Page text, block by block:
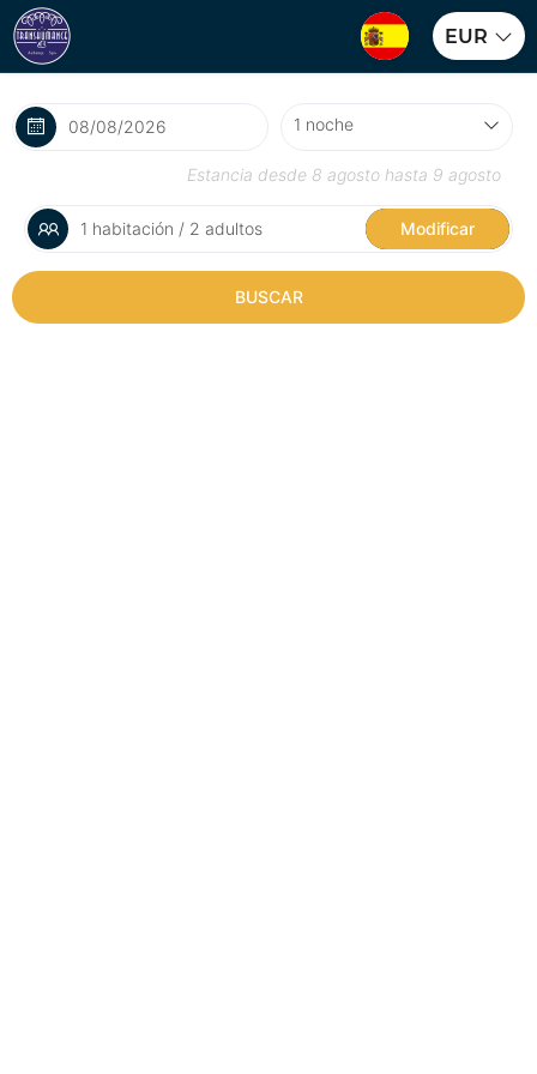
EUR
Estancia desde 8 agosto hasta 9 agosto
1 habitación / 2 adultos Modificar